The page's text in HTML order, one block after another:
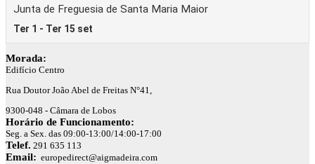
Morada:
Edifício Centro
Rua Doutor João Abel de Freitas N°41,
9300-048 - Câmara de Lobos
Horário de Funcionamento:
Seg. a Sex. das 09:00-13:00/14:00-17:00
Telef. 291 635 113
Email: europedirect@aigmadeira.com